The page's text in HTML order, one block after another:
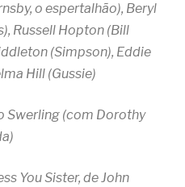
o espertalhão), Beryl
Russell Hopton (Bill
(Simpson), Eddie
Hill (Gussie)
Swerling (com Dorothy
You Sister, de John